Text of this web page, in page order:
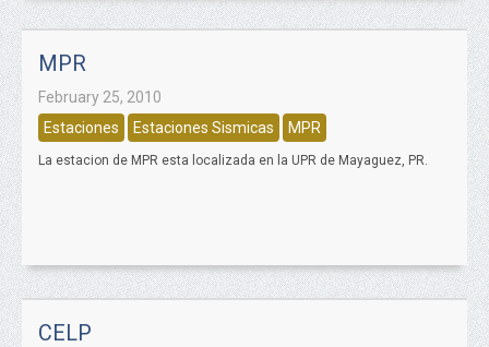
MPR
February 25, 2010
Estaciones
Estaciones Sismicas MPR
La estacion de MPR esta localizada en la UPR de Mayaguez, PR.
CELP